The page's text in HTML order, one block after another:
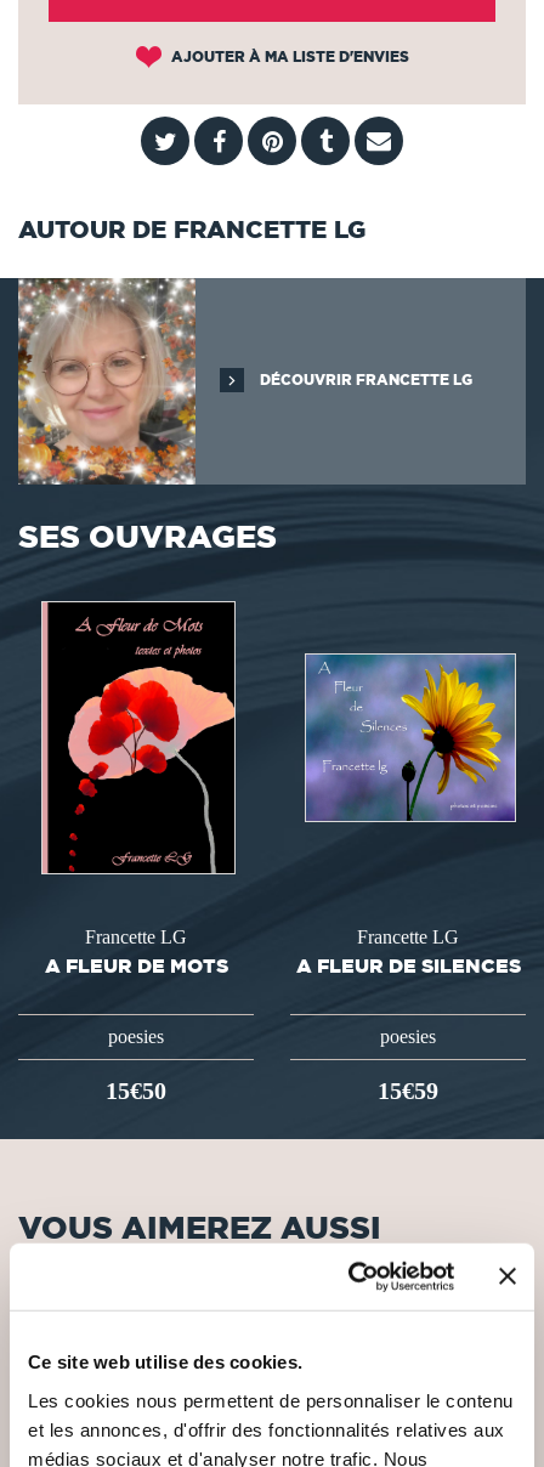
Ce site web utilise des cookies.
Les cookies nous permettent de personnaliser le contenu
et les annonces, d'offrir des fonctionnalités relatives aux
médias sociaux et d'analyser notre trafic. Nous
AJOUTER À MA LISTE D'ENVIES
AUTOUR DE FRANCETTE LG
DÉCOUVRIR FRANCETTE LG
SES OUVRAGES
Francette LG
A FLEUR DE MOTS
poesies
15€50
Francette LG
A FLEUR DE SILENCES
poesies
15€59
VOUS AIMEREZ AUSSI